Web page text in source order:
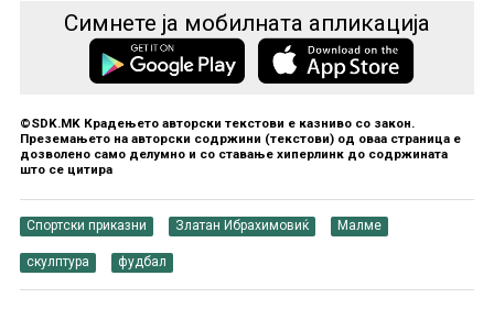
Симнете ја мобилната апликација
©SDK.MK Крадењето авторски текстови е казниво со закон.
Преземањето на авторски содржини (текстови) од оваа страница е
дозволено само делумно и со ставање хиперлинк до содржината
што се цитира
Спортски приказни Златан Ибрахимовиќ Малме
скулптура фудбал